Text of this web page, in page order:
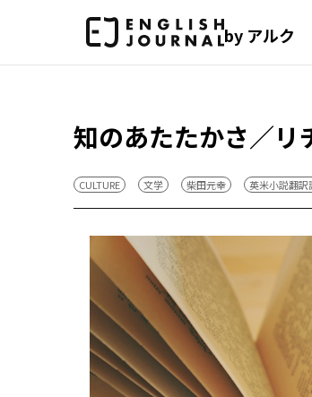
by アルク
知のあたたかさ／リ
CULTURE 文学 柴田元幸 英米小説翻訳